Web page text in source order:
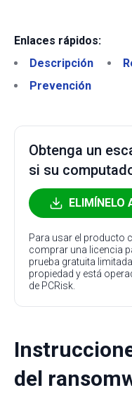
Enlaces rápidos:
Descripción
Prevención
Obtenga un
si su
ELIMÍNELO
Para usar el producto
comprar una licencia
prueba gratuita
propiedad y está
de PCRisk.
del